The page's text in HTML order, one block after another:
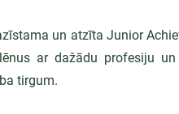
un atzīta Junior
ar dažādu profesiju
tirgum.